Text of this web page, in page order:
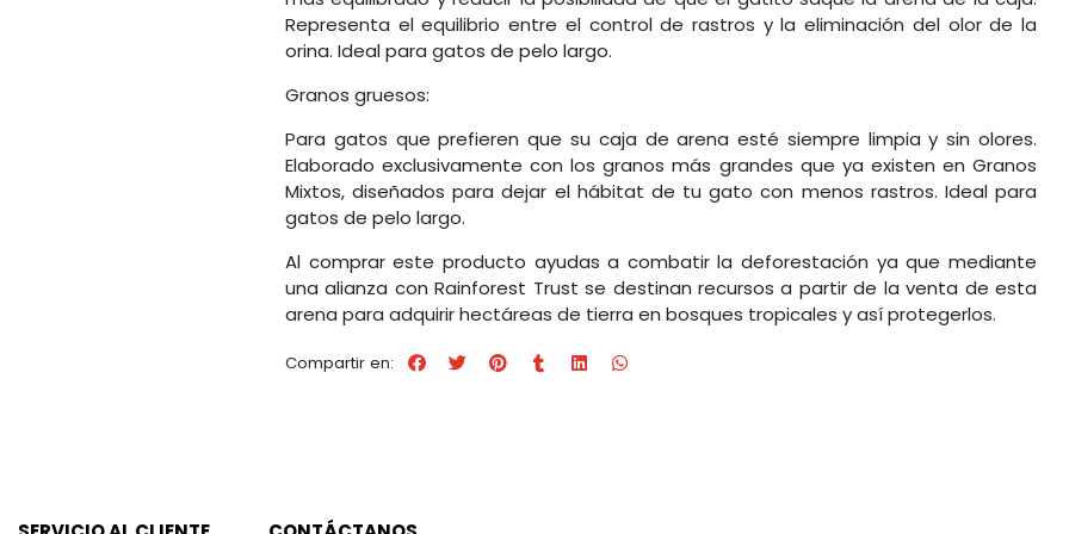
Representa el equilibrio entre el control de rastros y la eliminación del olor de la
orina. Ideal para gatos de pelo largo.
Granos gruesos:
Para gatos que prefieren que su caja de arena esté siempre limpia y sin olores.
Elaborado exclusivamente con los granos más grandes que ya existen en Granos
Mixtos, diseñados para dejar el hábitat de tu gato con menos rastros. Ideal para
gatos de pelo largo.
Al comprar este producto ayudas a combatir la deforestación ya que mediante
una alianza con Rainforest Trust se destinan recursos a partir de la venta de esta
arena para adquirir hectáreas de tierra en bosques tropicales y así protegerlos.
Compartir en: